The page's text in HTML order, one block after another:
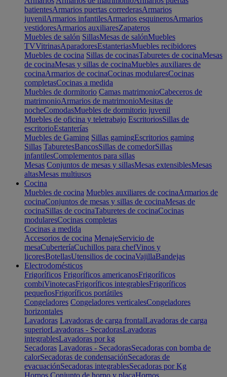
batientesArmarios puertas correderasArmarios
juvenilArmarios infantilesArmarios esquinerosArmarios
vestidoresArmarios auxiliaresZapateros
Muebles de salón SillasMesas de salónMuebles
TVVitrinasAparadoresEstanteriasMuebles recibidores
Muebles de cocina Sillas de cocinasTaburetes de cocinaMesas
de cocinaMesas y sillas de cocinaMuebles auxiliares de
cocinaArmarios de cocinaCocinas modularesCocinas
completasCocinas a medida
Muebles de dormitorio Camas matrimonioCabeceros de
matrimonioArmarios de matrimonioMesitas de
nocheComodasMuebles de dormitorio juvenil
Muebles de oficina y teletrabajo EscritoriosSillas de
escritorioEstanterías
Muebles de Gaming Sillas gamingEscritorios gaming
Sillas TaburetesBancosSillas de comedorSillas
infantilesComplementos para sillas
Mesas Conjuntos de mesas y sillasMesas extensiblesMesas
altasMesas multiusos
Cocina
Muebles de cocina Muebles auxiliares de cocinaArmarios de
cocinaConjuntos de mesas y sillas de cocinaMesas de
cocinaSillas de cocinaTaburetes de cocinaCocinas
modularesCocinas completas
Cocinas a medida
Accesorios de cocina MenajeServicio de
mesaCuberteríaCuchillos para chefVinos y
licoresBotellasUtensilios de cocinaVajillaBandejas
Electrodomésticos
Frigoríficos Frigoríficos americanosFrigoríficos
combiVinotecasFrigoríficos integrablesFrigoríficos
pequeñosFrigoríficos portátiles
Congeladores Congeladores verticalesCongeladores
horizontales
Lavadoras Lavadoras de carga frontalLavadoras de carga
superiorLavadoras - SecadorasLavadoras
integrablesLavadoras por kg
Secadoras Lavadoras - SecadorasSecadoras con bomba de
calorSecadoras de condensaciónSecadoras de
evacuaciónSecadoras integrablesSecadoras por Kg
Hornos Conjunto de horno y placaHornos